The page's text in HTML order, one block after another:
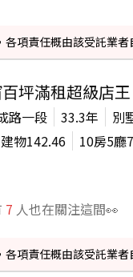
項責任概由該受託業者
坪滿租超級店王
路一段 33.3年
別
物142.46 10房5廳
7 人也在關注這間👀
項責任概由該受託業者